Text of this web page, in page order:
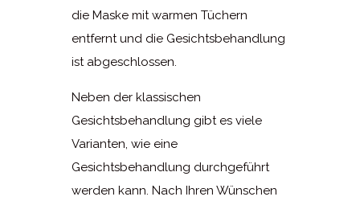
die Maske mit warmen Tüchern
entfernt und die Gesichtsbehandlung
ist abgeschlossen.
Neben der klassischen
Gesichtsbehandlung gibt es viele
Varianten, wie eine
Gesichtsbehandlung durchgeführt
werden kann. Nach Ihren Wünschen